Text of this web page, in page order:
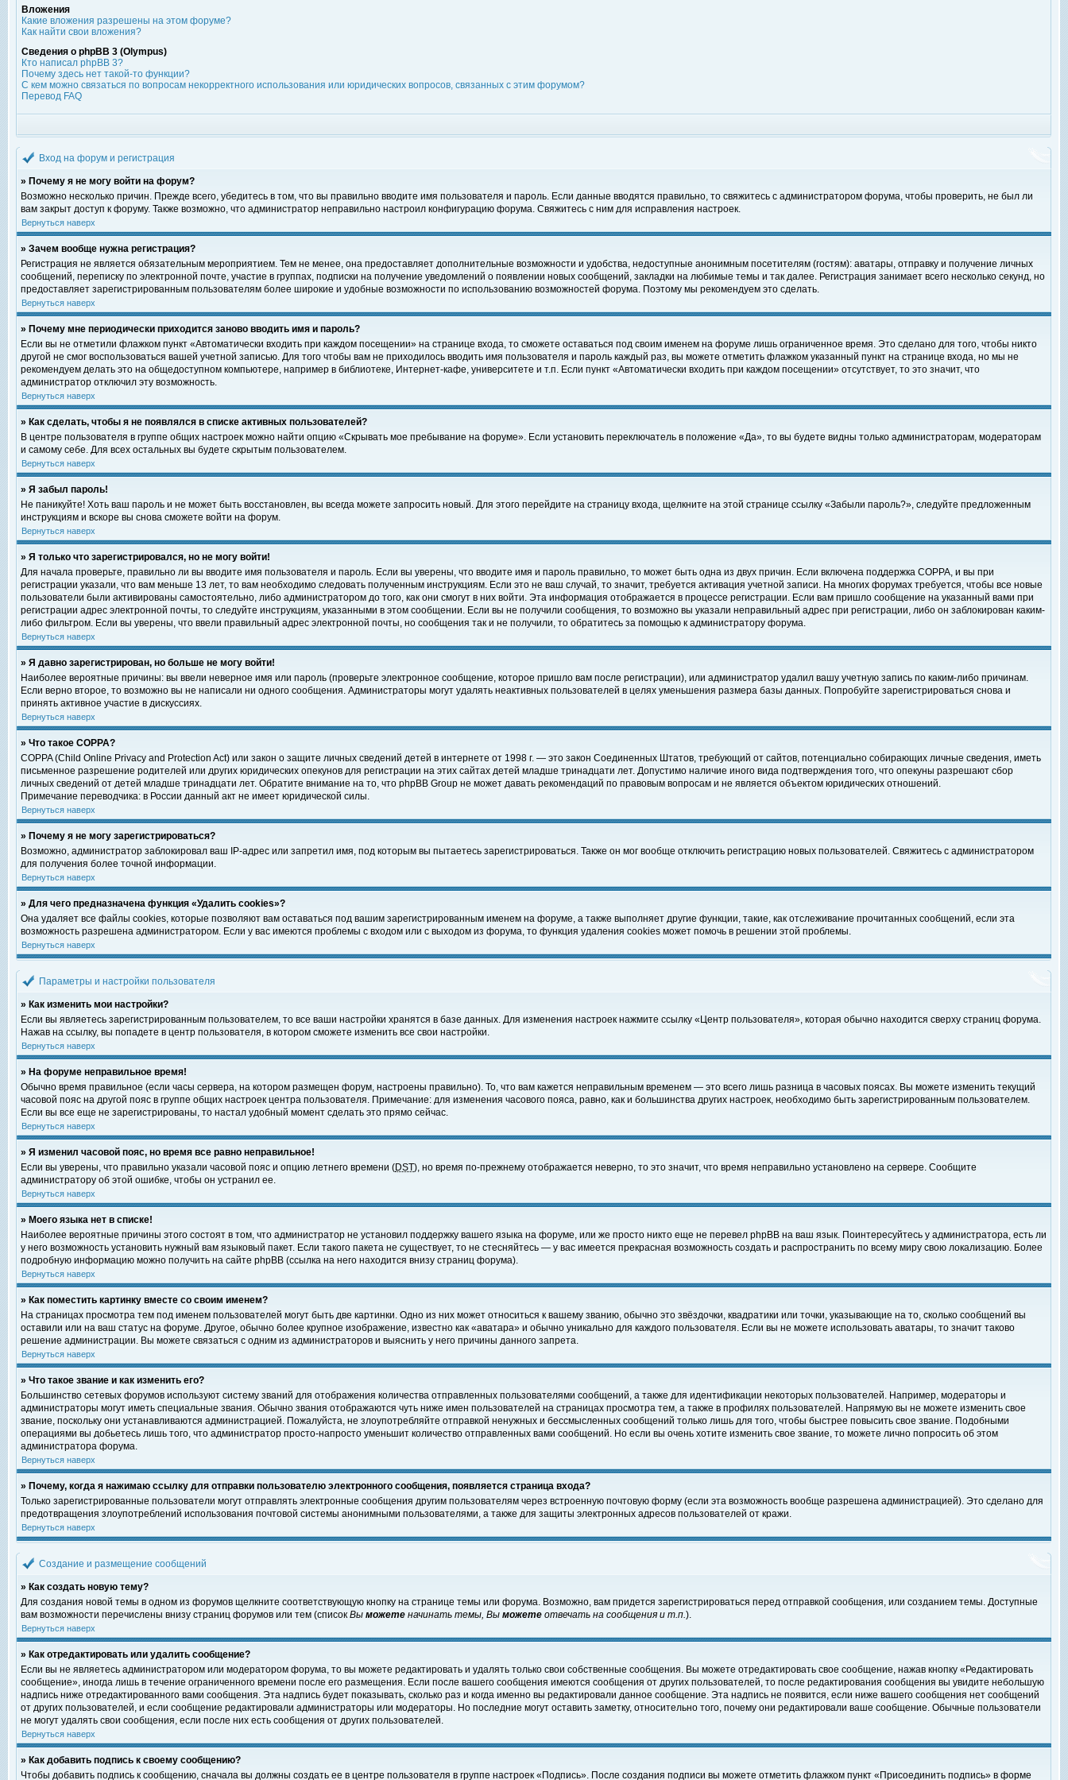
Вложения
Какие вложения разрешены на этом форуме?
Как найти свои вложения?
Сведения о phpBB 3 (Olympus)
Кто написал phpBB 3?
Почему здесь нет такой-то функции?
С кем можно связаться по вопросам некорректного использования или юридических вопросов, связанных с этим форумом?
Перевод FAQ
Вход на форум и регистрация
» Почему я не могу войти на форум?
Возможно несколько причин. Прежде всего, убедитесь в том, что вы правильно вводите имя пользователя и пароль. Если данные вводятся правильно, то свяжитесь с администратором форума, чтобы проверить, не был ли
вам закрыт доступ к форуму. Также возможно, что администратор неправильно настроил конфигурацию форума. Свяжитесь с ним для исправления настроек.
Вернуться наверх
» Зачем вообще нужна регистрация?
Регистрация не является обязательным мероприятием. Тем не менее, она предоставляет дополнительные возможности и удобства, недоступные анонимным посетителям (гостям): аватары, отправку и получение личных
сообщений, переписку по электронной почте, участие в группах, подписки на получение уведомлений о появлении новых сообщений, закладки на любимые темы и так далее. Регистрация занимает всего несколько секунд, но
предоставляет зарегистрированным пользователям более широкие и удобные возможности по использованию возможностей форума. Поэтому мы рекомендуем это сделать.
Вернуться наверх
» Почему мне периодически приходится заново вводить имя и пароль?
Если вы не отметили флажком пункт «Автоматически входить при каждом посещении» на странице входа, то сможете оставаться под своим именем на форуме лишь ограниченное время. Это сделано для того, чтобы никто
другой не смог воспользоваться вашей учетной записью. Для того чтобы вам не приходилось вводить имя пользователя и пароль каждый раз, вы можете отметить флажком указанный пункт на странице входа, но мы не
рекомендуем делать это на общедоступном компьютере, например в библиотеке, Интернет-кафе, университете и т.п. Если пункт «Автоматически входить при каждом посещении» отсутствует, то это значит, что
администратор отключил эту возможность.
Вернуться наверх
» Как сделать, чтобы я не появлялся в списке активных пользователей?
В центре пользователя в группе общих настроек можно найти опцию «Скрывать мое пребывание на форуме». Если установить переключатель в положение «Да», то вы будете видны только администраторам, модераторам
и самому себе. Для всех остальных вы будете скрытым пользователем.
Вернуться наверх
» Я забыл пароль!
Не паникуйте! Хоть ваш пароль и не может быть восстановлен, вы всегда можете запросить новый. Для этого перейдите на страницу входа, щелкните на этой странице ссылку «Забыли пароль?», следуйте предложенным
инструкциям и вскоре вы снова сможете войти на форум.
Вернуться наверх
» Я только что зарегистрировался, но не могу войти!
Для начала проверьте, правильно ли вы вводите имя пользователя и пароль. Если вы уверены, что вводите имя и пароль правильно, то может быть одна из двух причин. Если включена поддержка COPPA, и вы при
регистрации указали, что вам меньше 13 лет, то вам необходимо следовать полученным инструкциям. Если это не ваш случай, то значит, требуется активация учетной записи. На многих форумах требуется, чтобы все новые
пользователи были активированы самостоятельно, либо администратором до того, как они смогут в них войти. Эта информация отображается в процессе регистрации. Если вам пришло сообщение на указанный вами при
регистрации адрес электронной почты, то следуйте инструкциям, указанными в этом сообщении. Если вы не получили сообщения, то возможно вы указали неправильный адрес при регистрации, либо он заблокирован каким-
либо фильтром. Если вы уверены, что ввели правильный адрес электронной почты, но сообщения так и не получили, то обратитесь за помощью к администратору форума.
Вернуться наверх
» Я давно зарегистрирован, но больше не могу войти!
Наиболее вероятные причины: вы ввели неверное имя или пароль (проверьте электронное сообщение, которое пришло вам после регистрации), или администратор удалил вашу учетную запись по каким-либо причинам.
Если верно второе, то возможно вы не написали ни одного сообщения. Администраторы могут удалять неактивных пользователей в целях уменьшения размера базы данных. Попробуйте зарегистрироваться снова и
принять активное участие в дискуссиях.
Вернуться наверх
» Что такое COPPA?
COPPA (Child Online Privacy and Protection Act) или закон о защите личных сведений детей в интернете от 1998 г. — это закон Соединенных Штатов, требующий от сайтов, потенциально собирающих личные сведения, иметь
письменное разрешение родителей или других юридических опекунов для регистрации на этих сайтах детей младше тринадцати лет. Допустимо наличие иного вида подтверждения того, что опекуны разрешают сбор
личных сведений от детей младше тринадцати лет. Обратите внимание на то, что phpBB Group не может давать рекомендаций по правовым вопросам и не является объектом юридических отношений.
Примечание переводчика: в России данный акт не имеет юридической силы.
Вернуться наверх
» Почему я не могу зарегистрироваться?
Возможно, администратор заблокировал ваш IP-адрес или запретил имя, под которым вы пытаетесь зарегистрироваться. Также он мог вообще отключить регистрацию новых пользователей. Свяжитесь с администратором
для получения более точной информации.
Вернуться наверх
» Для чего предназначена функция «Удалить cookies»?
Она удаляет все файлы cookies, которые позволяют вам оставаться под вашим зарегистрированным именем на форуме, а также выполняет другие функции, такие, как отслеживание прочитанных сообщений, если эта
возможность разрешена администратором. Если у вас имеются проблемы с входом или с выходом из форума, то функция удаления cookies может помочь в решении этой проблемы.
Вернуться наверх
Параметры и настройки пользователя
» Как изменить мои настройки?
Если вы являетесь зарегистрированным пользователем, то все ваши настройки хранятся в базе данных. Для изменения настроек нажмите ссылку «Центр пользователя», которая обычно находится сверху страниц форума.
Нажав на ссылку, вы попадете в центр пользователя, в котором сможете изменить все свои настройки.
Вернуться наверх
» На форуме неправильное время!
Обычно время правильное (если часы сервера, на котором размещен форум, настроены правильно). То, что вам кажется неправильным временем — это всего лишь разница в часовых поясах. Вы можете изменить текущий
часовой пояс на другой пояс в группе общих настроек центра пользователя. Примечание: для изменения часового пояса, равно, как и большинства других настроек, необходимо быть зарегистрированным пользователем.
Если вы все еще не зарегистрированы, то настал удобный момент сделать это прямо сейчас.
Вернуться наверх
» Я изменил часовой пояс, но время все равно неправильное!
Если вы уверены, что правильно указали часовой пояс и опцию летнего времени (DST), но время по-прежнему отображается неверно, то это значит, что время неправильно установлено на сервере. Сообщите
администратору об этой ошибке, чтобы он устранил ее.
Вернуться наверх
» Моего языка нет в списке!
Наиболее вероятные причины этого состоят в том, что администратор не установил поддержку вашего языка на форуме, или же просто никто еще не перевел phpBB на ваш язык. Поинтересуйтесь у администратора, есть ли
у него возможность установить нужный вам языковый пакет. Если такого пакета не существует, то не стесняйтесь — у вас имеется прекрасная возможность создать и распространить по всему миру свою локализацию. Более
подробную информацию можно получить на сайте phpBB (ссылка на него находится внизу страниц форума).
Вернуться наверх
» Как поместить картинку вместе со своим именем?
На страницах просмотра тем под именем пользователей могут быть две картинки. Одно из них может относиться к вашему званию, обычно это звёздочки, квадратики или точки, указывающие на то, сколько сообщений вы
оставили или на ваш статус на форуме. Другое, обычно более крупное изображение, известно как «аватара» и обычно уникально для каждого пользователя. Если вы не можете использовать аватары, то значит таково
решение администрации. Вы можете связаться с одним из администраторов и выяснить у него причины данного запрета.
Вернуться наверх
» Что такое звание и как изменить его?
Большинство сетевых форумов используют систему званий для отображения количества отправленных пользователями сообщений, а также для идентификации некоторых пользователей. Например, модераторы и
администраторы могут иметь специальные звания. Обычно звания отображаются чуть ниже имен пользователей на страницах просмотра тем, а также в профилях пользователей. Напрямую вы не можете изменить свое
звание, поскольку они устанавливаются администрацией. Пожалуйста, не злоупотребляйте отправкой ненужных и бессмысленных сообщений только лишь для того, чтобы быстрее повысить свое звание. Подобными
операциями вы добьетесь лишь того, что администратор просто-напросто уменьшит количество отправленных вами сообщений. Но если вы очень хотите изменить свое звание, то можете лично попросить об этом
администратора форума.
Вернуться наверх
» Почему, когда я нажимаю ссылку для отправки пользователю электронного сообщения, появляется страница входа?
Только зарегистрированные пользователи могут отправлять электронные сообщения другим пользователям через встроенную почтовую форму (если эта возможность вообще разрешена администрацией). Это сделано для
предотвращения злоупотреблений использования почтовой системы анонимными пользователями, а также для защиты электронных адресов пользователей от кражи.
Вернуться наверх
Создание и размещение сообщений
» Как создать новую тему?
Для создания новой темы в одном из форумов щелкните соответствующую кнопку на странице темы или форума. Возможно, вам придется зарегистрироваться перед отправкой сообщения, или созданием темы. Доступные
вам возможности перечислены внизу страниц форумов или тем (список Вы можете начинать темы, Вы можете отвечать на сообщения и т.п.).
Вернуться наверх
» Как отредактировать или удалить сообщение?
Если вы не являетесь администратором или модератором форума, то вы можете редактировать и удалять только свои собственные сообщения. Вы можете отредактировать свое сообщение, нажав кнопку «Редактировать
сообщение», иногда лишь в течение ограниченного времени после его размещения. Если после вашего сообщения имеются сообщения от других пользователей, то после редактирования сообщения вы увидите небольшую
надпись ниже отредактированного вами сообщения. Эта надпись будет показывать, сколько раз и когда именно вы редактировали данное сообщение. Эта надпись не появится, если ниже вашего сообщения нет сообщений
от других пользователей, и если сообщение редактировали администраторы или модераторы. Но последние могут оставить заметку, относительно того, почему они редактировали ваше сообщение. Обычные пользователи
не могут удалять свои сообщения, если после них есть сообщения от других пользователей.
Вернуться наверх
» Как добавить подпись к своему сообщению?
Чтобы добавить подпись к сообщению, сначала вы должны создать ее в центре пользователя в группе настроек «Подпись». После создания подписи вы можете отметить флажком пункт «Присоединить подпись» в форме